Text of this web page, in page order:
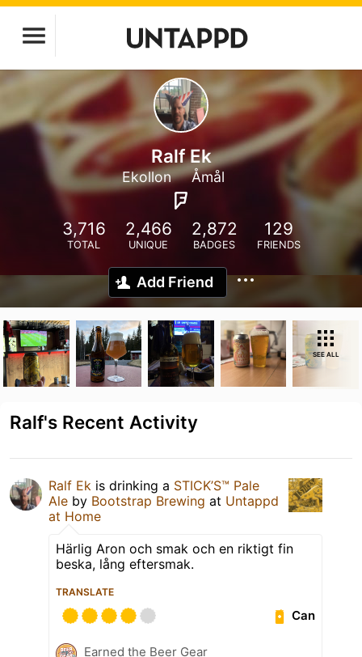
Ralf Ek
Ekollon Åmål
3,716
TOTAL
2,466
UNIQUE
2,872
BADGES
129
FRIENDS
Add Friend
SEE ALL
Ralf's Recent Activity
Ralf Ek is drinking a STICK’S™ Pale
Ale by Bootstrap Brewing at Untappd
at Home
Härlig Aron och smak och en riktigt fin
beska, lång eftersmak.
TRANSLATE
Can
Earned the Beer Gear